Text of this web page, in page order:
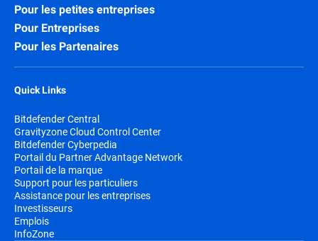
Pour les petites entreprises
Pour Entreprises
Pour les Partenaires
Quick Links
Bitdefender Central
Gravityzone Cloud Control Center
Bitdefender Cyberpedia
Portail du Partner Advantage Network
Portail de la marque
Support pour les particuliers
Assistance pour les entreprises
Investisseurs
Emplois
InfoZone